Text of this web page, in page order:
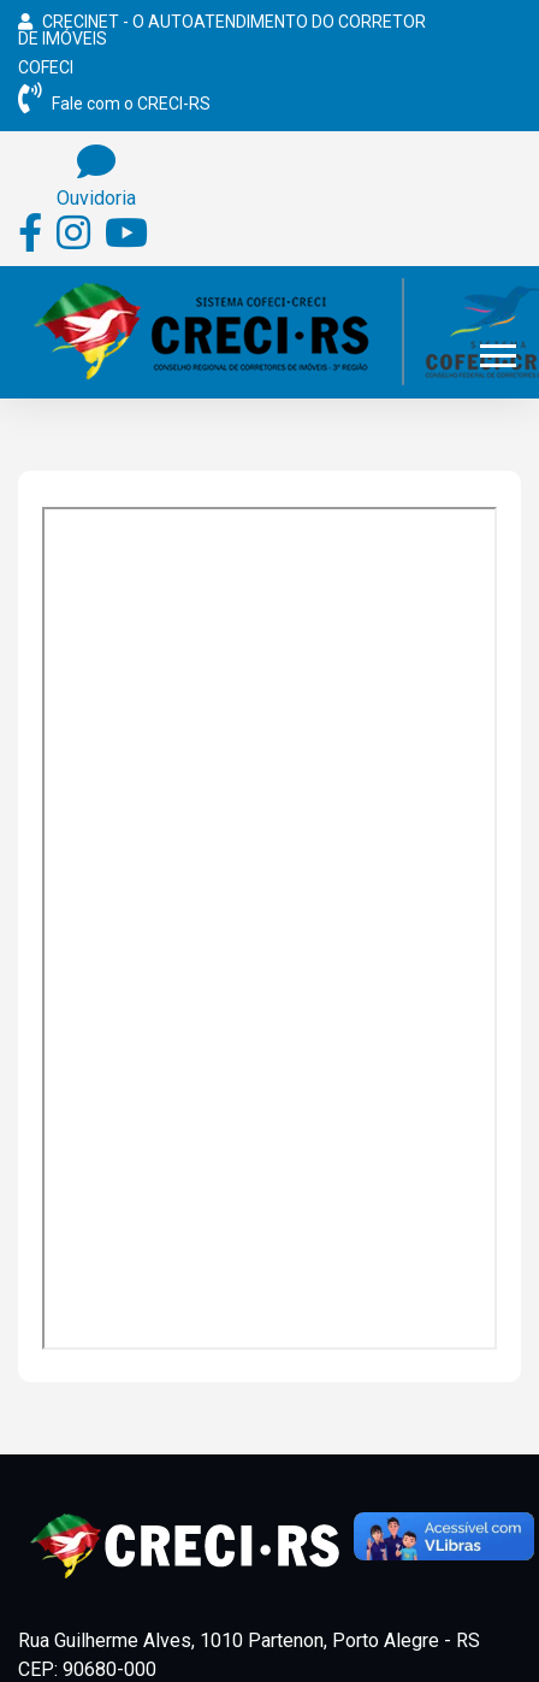
CRECINET - O AUTOATENDIMENTO DO CORRETOR
DE IMÓVEIS
COFECI
Fale com o CRECI-RS
Ouvidoria
Rua Guilherme Alves, 1010 Partenon, Porto Alegre - RS
CEP: 90680-000